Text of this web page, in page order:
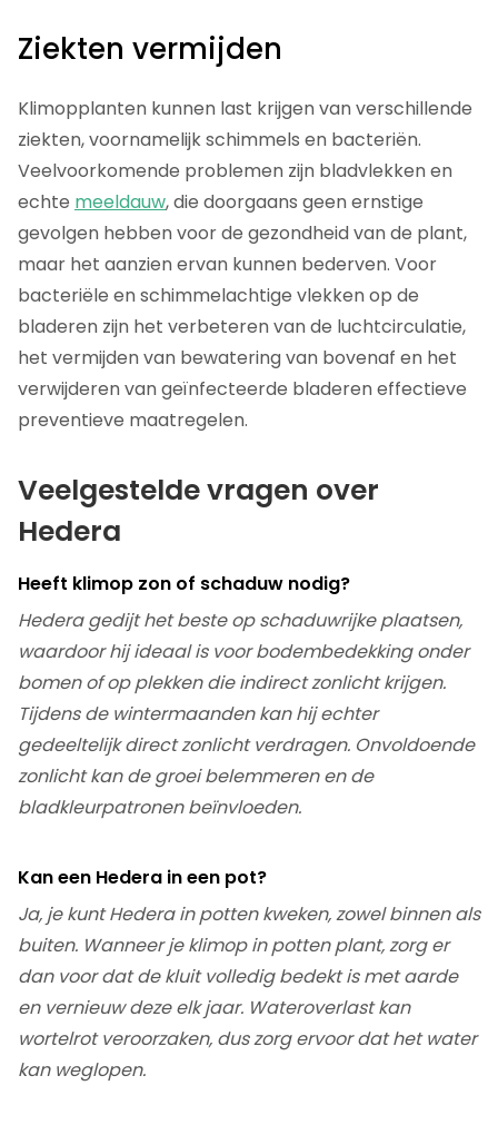
Ziekten vermijden
Klimopplanten kunnen last krijgen van verschillende
ziekten, voornamelijk schimmels en bacteriën.
Veelvoorkomende problemen zijn bladvlekken en
echte meeldauw, die doorgaans geen ernstige
gevolgen hebben voor de gezondheid van de plant,
maar het aanzien ervan kunnen bederven. Voor
bacteriële en schimmelachtige vlekken op de
bladeren zijn het verbeteren van de luchtcirculatie,
het vermijden van bewatering van bovenaf en het
verwijderen van geïnfecteerde bladeren effectieve
preventieve maatregelen.
Veelgestelde vragen over
Hedera
Heeft klimop zon of schaduw nodig?
Hedera gedijt het beste op schaduwrijke plaatsen,
waardoor hij ideaal is voor bodembedekking onder
bomen of op plekken die indirect zonlicht krijgen.
Tijdens de wintermaanden kan hij echter
gedeeltelijk direct zonlicht verdragen. Onvoldoende
zonlicht kan de groei belemmeren en de
bladkleurpatronen beïnvloeden.
Kan een Hedera in een pot?
Ja, je kunt Hedera in potten kweken, zowel binnen als
buiten. Wanneer je klimop in potten plant, zorg er
dan voor dat de kluit volledig bedekt is met aarde
en vernieuw deze elk jaar. Wateroverlast kan
wortelrot veroorzaken, dus zorg ervoor dat het water
kan weglopen.